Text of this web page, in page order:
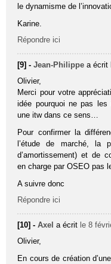
le dynamisme de
Karine.
Répondre ici
[9] -Jean-Philippe a écrit
Olivier,
Merci pour votre
idée pourquoi ne pas
une itw dans ce sens…
Pour confirmer la
l’étude de marché, la
d’amortissement) et de
en charge par OSEO pas
A suivre donc
Répondre ici
[10] -Axel a écrit le 8
Olivier,
En cours de création